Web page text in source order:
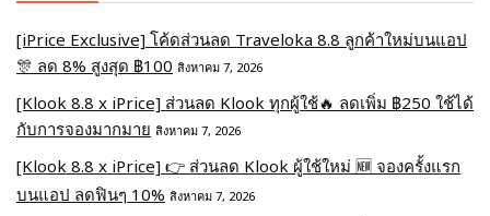
[iPrice Exclusive] โค้ดส่วนลด Traveloka 8.8 ลูกค้าใหม่บนแอป
🎊 ลด 8% สูงสุด​ ฿100 สิงหาคม 7, 2026
[Klook 8.8 x iPrice] ส่วนลด Klook ทุกผู้ใช้🔥 ลดเพิ่ม ฿250 ใช้ได้
กับการจองมากมาย สิงหาคม 7, 2026
[Klook 8.8 x iPrice] 👉 ส่วนลด Klook ผู้ใช้ใหม่ 🆕 จองครั้งแรก
บนแอป ลดฟินๆ 10% สิงหาคม 7, 2026